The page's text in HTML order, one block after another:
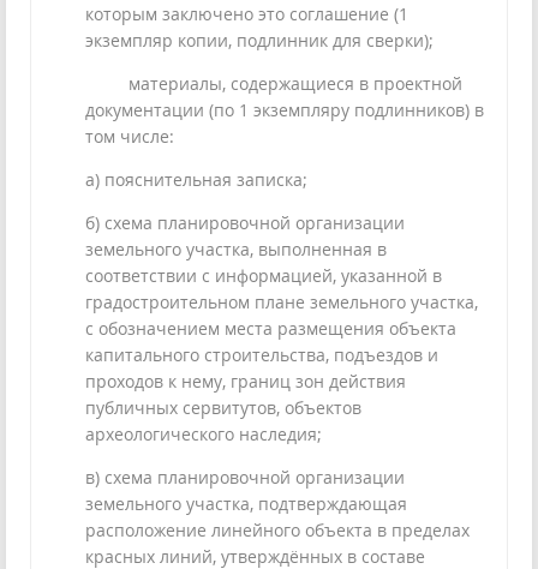
которым заключено это соглашение (1
экземпляр копии, подлинник для сверки);
материалы, содержащиеся в проектной
документации (по 1 экземпляру подлинников) в
том числе:
а) пояснительная записка;
б) схема планировочной организации
земельного участка, выполненная в
соответствии с информацией, указанной в
градостроительном плане земельного участка,
с обозначением места размещения объекта
капитального строительства, подъездов и
проходов к нему, границ зон действия
публичных сервитутов, объектов
археологического наследия;
в) схема планировочной организации
земельного участка, подтверждающая
расположение линейного объекта в пределах
красных линий, утверждённых в составе